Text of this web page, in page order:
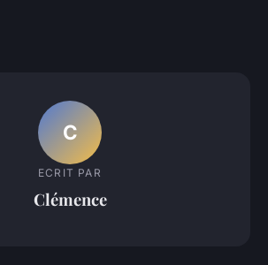
C
ECRIT PAR
Clémence